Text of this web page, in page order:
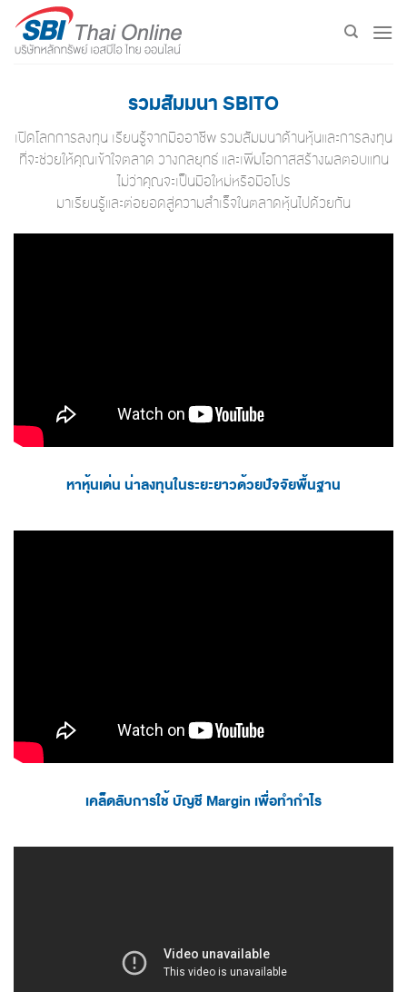
content
รวมสัมมนา SBITO
เปิดโลกการลงทุน เรียนรู้จากมืออาชีพ รวมสัมมนาด้านหุ้นและการลงทุน
ที่จะช่วยให้คุณเข้าใจตลาด วางกลยุทธ์ และเพิ่มโอกาสสร้างผลตอบแทน
ไม่ว่าคุณจะเป็นมือใหม่หรือมือโปร
มาเรียนรู้และต่อยอดสู่ความสำเร็จในตลาดหุ้นไปด้วยกัน
หาหุ้นเด่น น่าลงทุนในระยะยาวด้วยปัจจัยพื้นฐาน
เคล็ดลับการใช้ บัญชี Margin เพื่อทำกำไร